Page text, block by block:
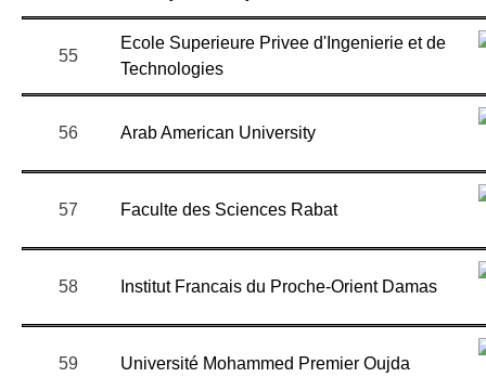
55
Ecole Superieure Privee d'Ingenierie et de
Technologies
56 Arab American University
57 Faculte des Sciences Rabat
58 Institut Francais du Proche-Orient Damas
59 Université Mohammed Premier Oujda